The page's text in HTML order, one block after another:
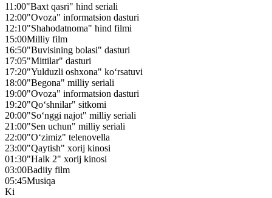
11:00"Baxt qasri" hind seriali
12:00"Ovoza" informatsion dasturi
12:10"Shahodatnoma" hind filmi
15:00Milliy film
16:50"Buvisining bolasi" dasturi
17:05"Mittilar" dasturi
17:20"Yulduzli oshxona" ko‘rsatuvi
18:00"Begona" milliy seriali
19:00"Ovoza" informatsion dasturi
19:20"Qo‘shnilar" sitkomi
20:00"So‘nggi najot" milliy seriali
21:00"Sen uchun" milliy seriali
22:00"O‘zimiz" telenovella
23:00"Qaytish" xorij kinosi
01:30"Halk 2" xorij kinosi
03:00Badiiy film
05:45Musiqa
Ki